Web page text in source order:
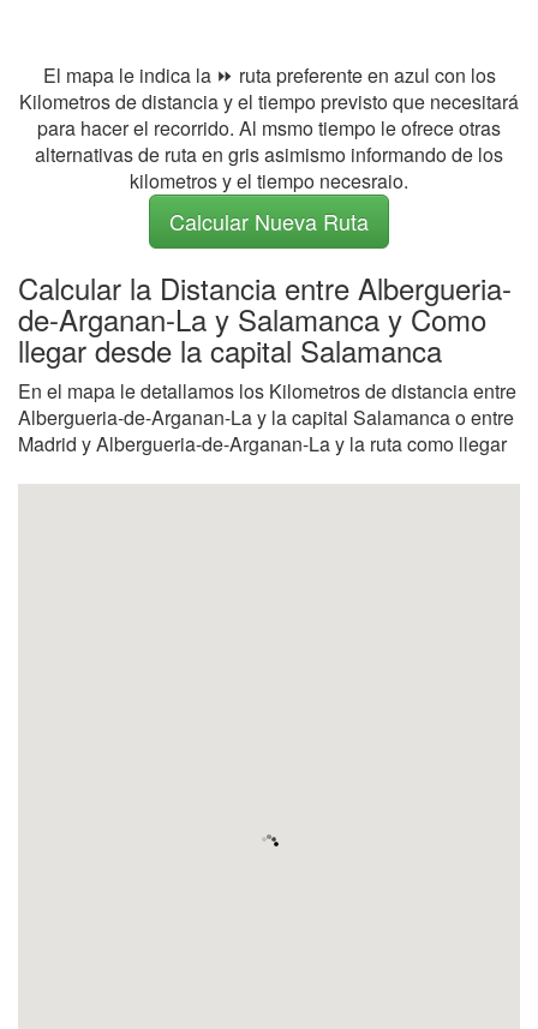
El mapa le indica la ⏩ ruta preferente en azul con los
Kilometros de distancia y el tiempo previsto que necesitará
para hacer el recorrido. Al msmo tiempo le ofrece otras
alternativas de ruta en gris asimismo informando de los
kilometros y el tiempo necesraio.
Calcular Nueva Ruta
Calcular la Distancia entre Albergueria-
de-Arganan-La y Salamanca y Como
llegar desde la capital Salamanca
En el mapa le detallamos los Kilometros de distancia entre
Albergueria-de-Arganan-La y la capital Salamanca o entre
Madrid y Albergueria-de-Arganan-La y la ruta como llegar